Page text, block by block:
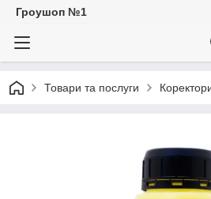
Гроушоп №1
Товари та послуги